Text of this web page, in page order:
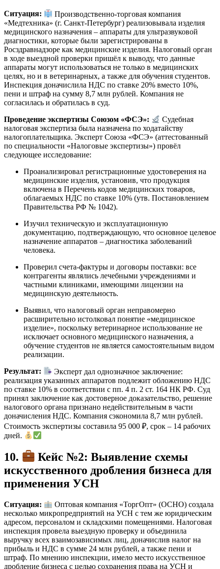
Ситуация:
Производственно-торговая компания
«Медтехника» (г. Санкт-Петербург) реализовывала изделия
медицинского назначения – аппараты для ультразвуковой
диагностики, которые были зарегистрированы в
Росздравнадзоре как медицинские изделия. Налоговый орган
в ходе выездной проверки пришёл к выводу, что данные
аппараты могут использоваться не только в медицинских
целях, но и в ветеринарных, а также для обучения студентов.
Инспекция доначислила НДС по ставке 20% вместо 10%,
пени и штраф на сумму 8,7 млн рублей. Компания не
согласилась и обратилась в суд.
Проведение экспертизы Союзом «ФСЭ»:
Судебная
налоговая экспертиза была назначена по ходатайству
налогоплательщика. Эксперт Союза «ФСЭ» (аттестованный
по специальности «Налоговые экспертизы») провёл
следующее исследование:
Проанализировал регистрационные удостоверения на
медицинские изделия, установив, что продукция
включена в Перечень кодов медицинских товаров,
облагаемых НДС по ставке 10% (утв. Постановлением
Правительства РФ № 1042).
Изучил техническую и эксплуатационную
документацию, подтверждающую, что основное целевое
назначение аппаратов – диагностика заболеваний
человека.
Проверил счета-фактуры и договоры поставки: все
контрагенты являлись лечебными учреждениями и
частными клиниками, имеющими лицензии на
медицинскую деятельность.
Выявил, что налоговый орган неправомерно
расширительно истолковал понятие «медицинское
изделие», поскольку ветеринарное использование не
исключает основного медицинского назначения, а
обучение студентов не является самостоятельным видом
реализации.
Результат:
Эксперт дал однозначное заключение:
реализация указанных аппаратов подлежит обложению НДС
по ставке 10% в соответствии с пп. 4 п. 2 ст. 164 НК РФ. Суд
принял заключение как достоверное доказательство, решение
налогового органа признано недействительным в части
доначисления НДС. Компания сэкономила 8,7 млн рублей.
Стоимость экспертизы составила 95 000 ₽, срок – 14 рабочих
дней.
10.
Кейс №2: Выявление схемы
искусственного дробления бизнеса для
применения УСН
Ситуация:
Оптовая компания «ТоргОпт» (ОСНО) создала
несколько микропредприятий на УСН с тем же юридическим
адресом, персоналом и складскими помещениями. Налоговая
инспекция провела выездную проверку и объединила
выручку всех взаимозависимых лиц, доначислив налог на
прибыль и НДС в сумме 24 млн рублей, а также пени и
штраф. По мнению инспекции, имело место искусственное
дробление бизнеса с целью сохранения права на УСН и